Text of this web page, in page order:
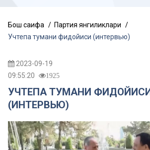
Бош саҳифа
Партия янгиликлари
Учтепа тумани фидойиси (интервью)
2023-09-19
09:55:20
1925
УЧТЕПА ТУМАНИ
(ИНТЕРВЬЮ)